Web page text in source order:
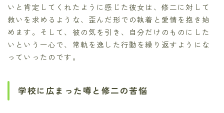
いと肯定してくれたように感じた彼女は、修二に対して
救いを求めるような、歪んだ形での執着と愛情を抱き始
めます。そして、彼の気を引き、自分だけのものにした
いという一心で、常軌を逸した行動を繰り返すようにな
っていったのです。
学校に広まった噂と修二の苦悩